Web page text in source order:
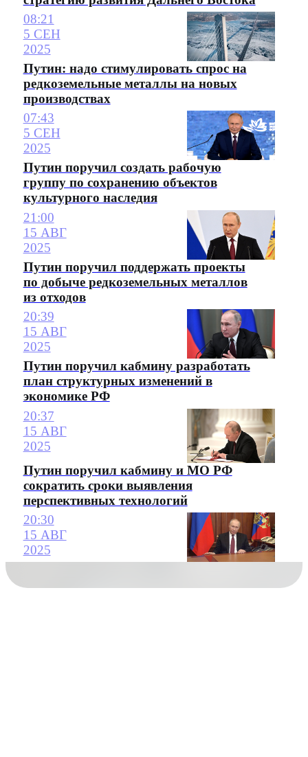
08:21
5 СЕН
2025
Путин: надо стимулировать спрос на
редкоземельные металлы на новых
производствах
07:43
5 СЕН
2025
Путин поручил создать рабочую
группу по сохранению объектов
культурного наследия
21:00
15 АВГ
2025
Путин поручил поддержать проекты
по добыче редкоземельных металлов
из отходов
20:39
15 АВГ
2025
Путин поручил кабмину разработать
план структурных изменений в
экономике РФ
20:37
15 АВГ
2025
Путин поручил кабмину и МО РФ
сократить сроки выявления
перспективных технологий
20:30
15 АВГ
2025